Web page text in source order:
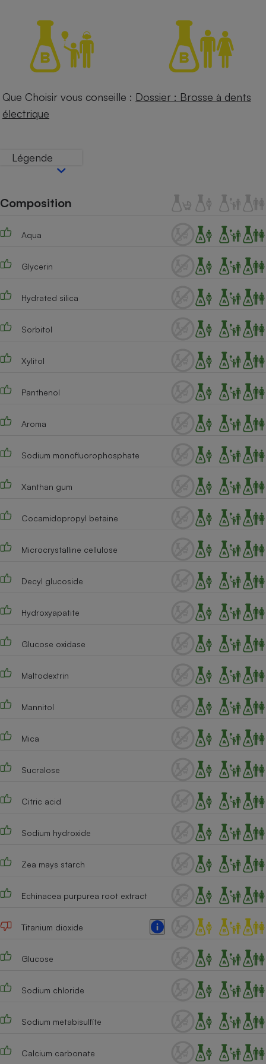
Que Choisir vous conseille : Dossier : Brosse à dents
électrique
Légende
Composition
Aqua
Glycerin
Hydrated silica
Sorbitol
Xylitol
Panthenol
Aroma
Sodium monofluorophosphate
Xanthan gum
Cocamidopropyl betaine
Microcrystalline cellulose
Decyl glucoside
Hydroxyapatite
Glucose oxidase
Maltodextrin
Mannitol
Mica
Sucralose
Citric acid
Sodium hydroxide
Zea mays starch
Echinacea purpurea root extract
Titanium dioxide
Glucose
Sodium chloride
Sodium metabisulfite
Calcium carbonate
Complément
alimentaire
Assurance emprunteur
Petit électroménager -
Plaque de cuisson à
induction
Climatiseur -
Ventilateur
Cafetière à expressos
Robot ménager
Téléphone mobile -
Antivirus
Radiateur électrique
Climatiseur -
Ventilateur
Mutuelle